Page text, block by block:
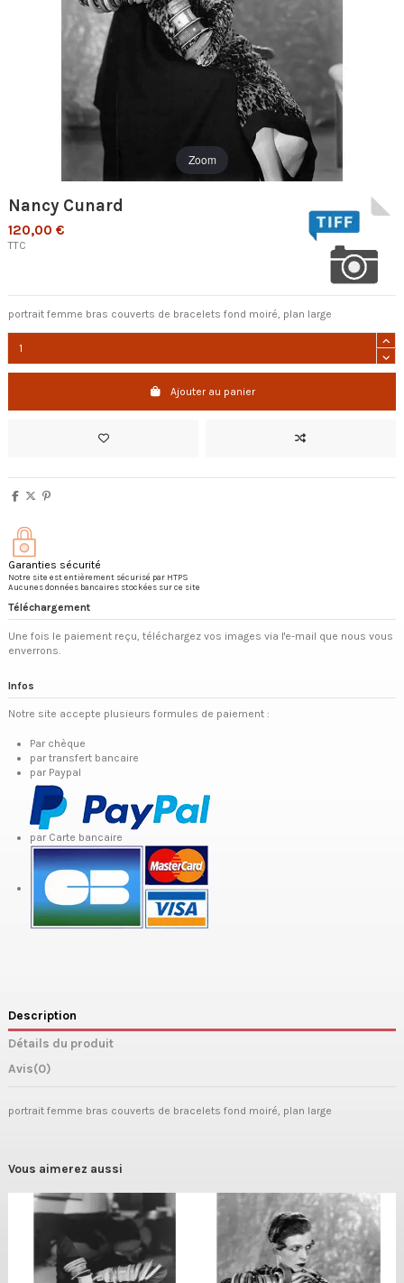
Zoom
Nancy Cunard
120,00 €
TTC
portrait femme bras couverts de bracelets fond moiré, plan large
Ajouter au panier
Garanties sécurité
Notre site est entièrement sécurisé par HTPS
Aucunes données bancaires stockées sur ce site
Téléchargement
Une fois le paiement reçu, téléchargez vos images via l'e-mail que nous vous
enverrons.
Infos
Notre site accepte plusieurs formules de paiement :
Par chèque
par transfert bancaire
par Paypal
par Carte bancaire
Description
Détails du produit
Avis(0)
portrait femme bras couverts de bracelets fond moiré, plan large
Vous aimerez aussi